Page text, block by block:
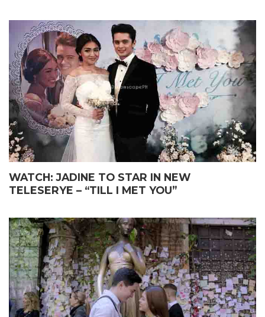
WATCH: JADINE TO STAR IN NEW
TELESERYE – “TILL I MET YOU”